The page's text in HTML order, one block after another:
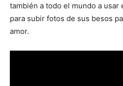
también a todo el mundo a usar
para subir fotos de sus besos
amor.